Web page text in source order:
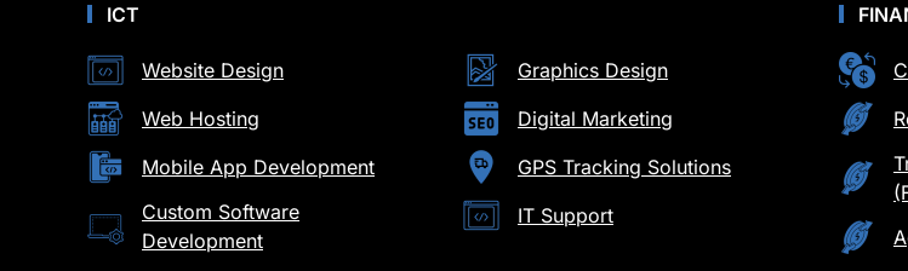
ICT
Website Design
Web Hosting
Mobile App Development
Custom Software
Development
Graphics Design
Digital Marketing
GPS Tracking Solutions
IT Support